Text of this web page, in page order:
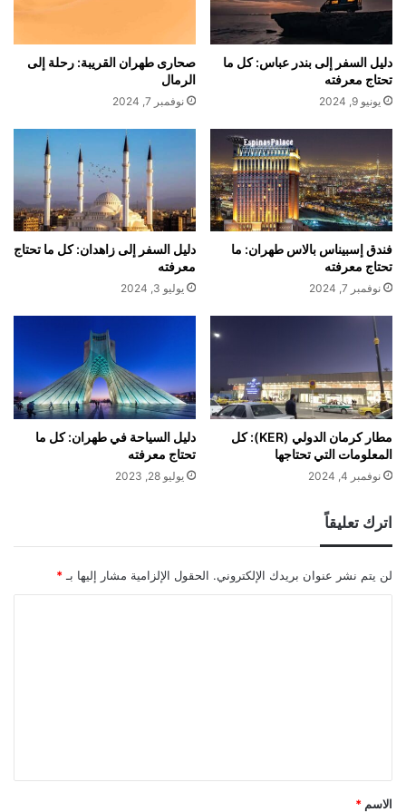
دليل السفر إلى بندر عباس: كل ما
تحتاج معرفته
يونيو 9, 2024
صحارى طهران القريبة: رحلة إلى
الرمال
نوفمبر 7, 2024
فندق إسبيناس بالاس طهران: ما
تحتاج معرفته
نوفمبر 7, 2024
دليل السفر إلى زاهدان: كل ما تحتاج
معرفته
يوليو 3, 2024
مطار كرمان الدولي (KER): كل
المعلومات التي تحتاجها
نوفمبر 4, 2024
دليل السياحة في طهران: كل ما
تحتاج معرفته
يوليو 28, 2023
اترك تعليقاً
لن يتم نشر عنوان بريدك الإلكتروني. الحقول الإلزامية مشار إليها بـ *
*
الاسم *